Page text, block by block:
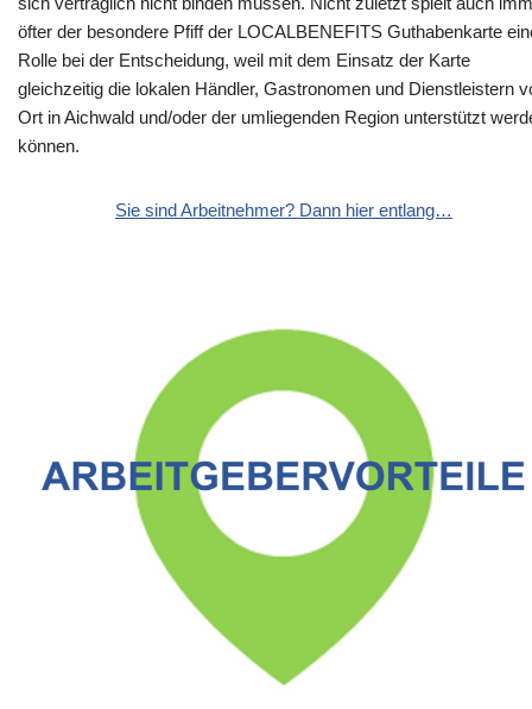
öfter der besondere Pfiff der LOCALBENEFITS Guthabenkarte
Rolle bei der Entscheidung, weil mit dem Einsatz der Karte
gleichzeitig die lokalen Händler, Gastronomen und Dienstleistern
Ort in Aichwald und/oder der umliegenden Region unterstützt
können.
Sie sind Arbeitnehmer? Dann hier entlang…